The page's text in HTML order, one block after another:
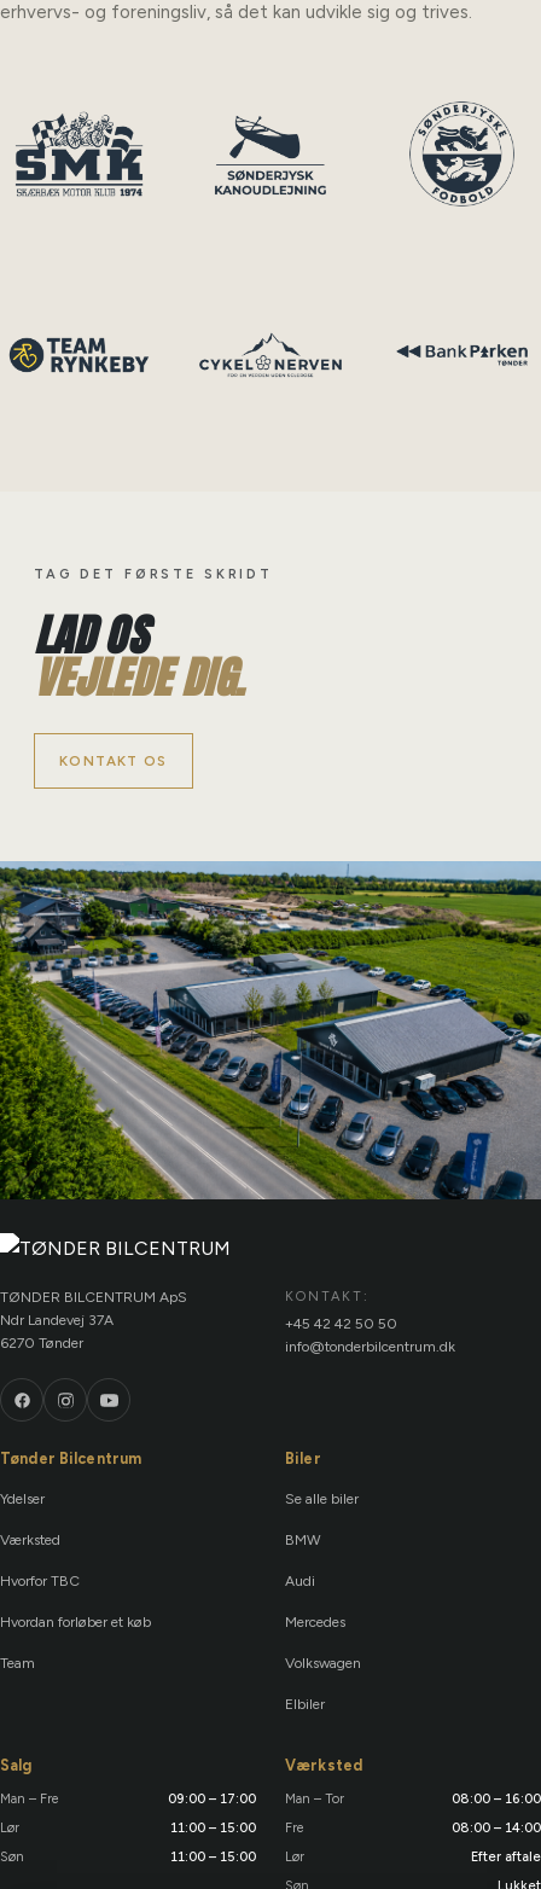
erhvervs- og foreningsliv, så det kan udvikle sig og trives.
TAG DET FØRSTE SKRIDT
LAD OS
VEJLEDE DIG.
KONTAKT OS
TØNDER BILCENTRUM ApS
Ndr Landevej 37A
6270 Tønder
KONTAKT:
+45 42 42 50 50
info@tonderbilcentrum.dk
Tønder Bilcentrum
Ydelser
Værksted
Hvorfor TBC
Hvordan forløber et køb
Team
Biler
Se alle biler
BMW
Audi
Mercedes
Volkswagen
Elbiler
Salg
Man – Fre
09:00 – 17:00
Lør
11:00 – 15:00
Søn
11:00 – 15:00
Værksted
Man – Tor
08:00 – 16:00
Fre
08:00 – 14:00
Lør
Efter aftale